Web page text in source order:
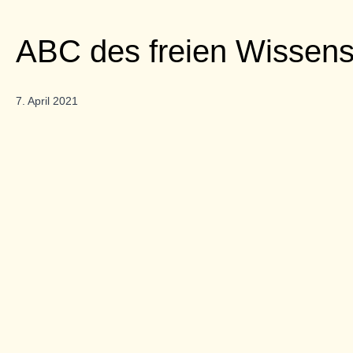
ABC des freien
7. April 2021